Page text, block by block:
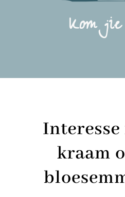
Kom
kraam